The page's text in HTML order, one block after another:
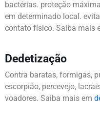
bactérias. proteção
em determinado local.
contato físico. Saiba mais
Dedetização
Contra baratas, formigas,
escorpião, percevejo,
voadores. Saiba mais em